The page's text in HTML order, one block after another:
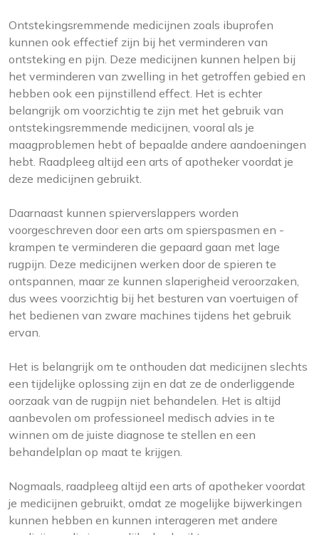
Ontstekingsremmende medicijnen zoals ibuprofen
kunnen ook effectief zijn bij het verminderen van
ontsteking en pijn. Deze medicijnen kunnen helpen bij
het verminderen van zwelling in het getroffen gebied en
hebben ook een pijnstillend effect. Het is echter
belangrijk om voorzichtig te zijn met het gebruik van
ontstekingsremmende medicijnen, vooral als je
maagproblemen hebt of bepaalde andere aandoeningen
hebt. Raadpleeg altijd een arts of apotheker voordat je
deze medicijnen gebruikt.
Daarnaast kunnen spierverslappers worden
voorgeschreven door een arts om spierspasmen en -
krampen te verminderen die gepaard gaan met lage
rugpijn. Deze medicijnen werken door de spieren te
ontspannen, maar ze kunnen slaperigheid veroorzaken,
dus wees voorzichtig bij het besturen van voertuigen of
het bedienen van zware machines tijdens het gebruik
ervan.
Het is belangrijk om te onthouden dat medicijnen slechts
een tijdelijke oplossing zijn en dat ze de onderliggende
oorzaak van de rugpijn niet behandelen. Het is altijd
aanbevolen om professioneel medisch advies in te
winnen om de juiste diagnose te stellen en een
behandelplan op maat te krijgen.
Nogmaals, raadpleeg altijd een arts of apotheker voordat
je medicijnen gebruikt, omdat ze mogelijke bijwerkingen
kunnen hebben en kunnen interageren met andere